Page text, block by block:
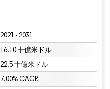
2021 - 2031
16.10 十億米ドル
22.5 十億米ドル
7.00% CAGR